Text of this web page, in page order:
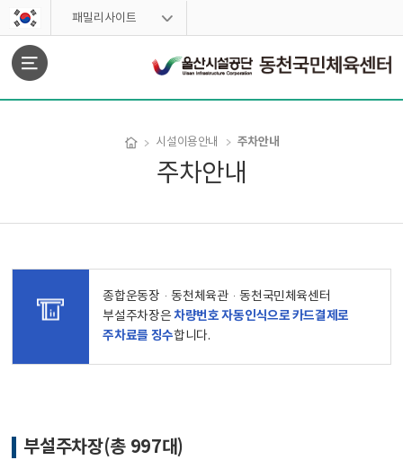
스킵네비게이션
패밀리사이트
시설이용안내 주차안내
주차안내
종합운동장·동천체육관·동천국민체육센터
부설주차장은차량번호 자동인식으로 카드결제로
주차료를 징수합니다.
부설주차장(총 997대)